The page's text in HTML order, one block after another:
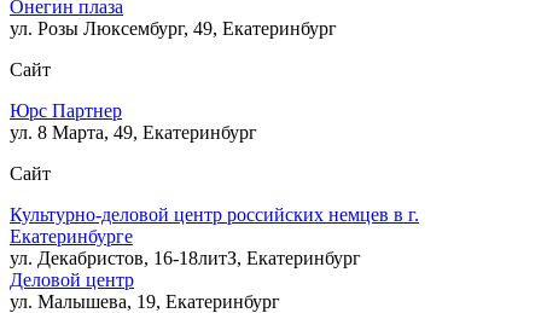
Онегин плаза
ул. Розы Люксембург, 49, Екатеринбург
Сайт
Юрс Партнер
ул. 8 Марта, 49, Екатеринбург
Сайт
Культурно-деловой центр российских немцев в г.
Екатеринбурге
ул. Декабристов, 16-18литЗ, Екатеринбург
Деловой центр
ул. Малышева, 19, Екатеринбург